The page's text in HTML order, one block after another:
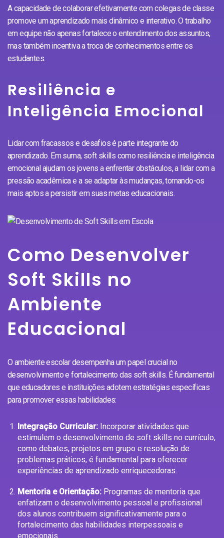
A capacidade de colaborar efetivamente com colegas de classe
promove um aprendizado mais dinâmico e interativo. O trabalho
em equipe não apenas fortalece o entendimento dos assuntos,
mas também incentiva a troca de conhecimentos entre os
estudantes.
Resiliência e
Inteligência Emocional
Lidar com fracassos e desafios é parte integrante do
aprendizado. Em suma, soft skills como resiliência e inteligência
emocional ajudam os jovens a enfrentar obstáculos, a lidar com a
pressão acadêmica e a se adaptar às mudanças, tornando-os
mais aptos a persistir em suas metas educacionais.
Como Desenvolver
Soft Skills no
Ambiente
Educacional
O ambiente escolar desempenha um papel crucial no
desenvolvimento e fortalecimento das soft skills. É fundamental
que educadores e instituições adotem estratégias específicas
para promover essas habilidades:
Integração Curricular: Incorporar atividades que
estimulem o desenvolvimento de soft skills no currículo,
como debates, projetos em grupo e resolução de
problemas práticos, é fundamental para oferecer
experiências de aprendizado enriquecedoras.
Mentoria e Orientação: Programas de mentoria que
enfatizam o desenvolvimento pessoal e profissional
dos alunos contribuem significativamente para o
fortalecimento das habilidades interpessoais e
emocionais.